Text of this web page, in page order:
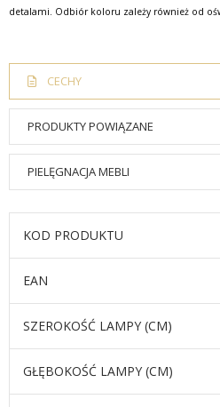
detalami. Odbiór koloru zależy również od
CECHY
PRODUKTY POWIĄZANE
PIELĘGNACJA MEBLI
KOD PRODUKTU
EAN
SZEROKOŚĆ LAMPY (CM)
GŁĘBOKOŚĆ LAMPY (CM)